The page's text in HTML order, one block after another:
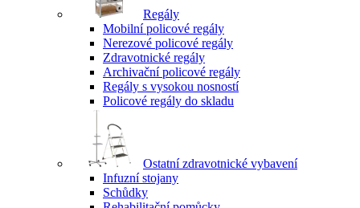
Regály
Mobilní policové regály
Nerezové policové regály
Zdravotnické regály
Archivační policové regály
Regály s vysokou nosností
Policové regály do skladu
Ostatní zdravotnické vybavení
Infuzní stojany
Schůdky